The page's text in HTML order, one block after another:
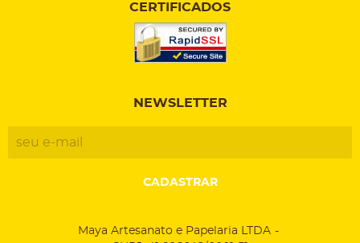
CERTIFICADOS
NEWSLETTER
CADASTRAR
Maya Artesanato e Papelaria LTDA